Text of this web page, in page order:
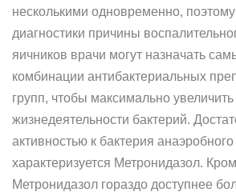
несколькими одновременно,
диагностики причины
яичников врачи могут назначать
комбинации антибактериальных
групп, чтобы максимально
жизнедеятельности бактерий.
активностью к бактерия анаэробного
характеризуется Метронидазол.
Метронидазол гораздо доступнее